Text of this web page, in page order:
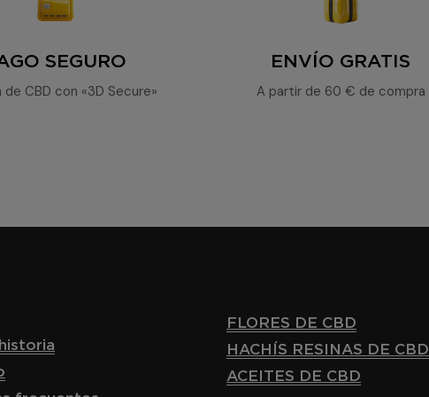
SEGURO
de CBD con «3D Secure»
ENVÍO GRATIS
A partir de 60 € de compra
FLORES DE CBD
HACHÍS RESINAS DE CBD
ACEITES DE CBD